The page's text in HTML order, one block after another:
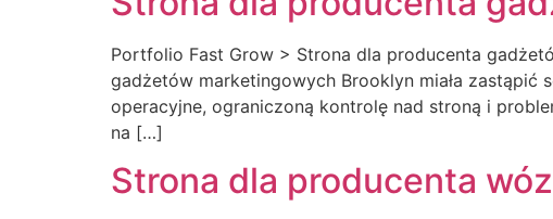
Portfolio Fast Grow > Strona dla producenta
gadżetów marketingowych Brooklyn miała zastąpić
operacyjne, ograniczoną kontrolę nad stroną i
na […]
Strona dla producenta